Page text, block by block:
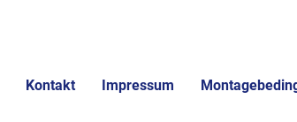
Kontakt Impressum